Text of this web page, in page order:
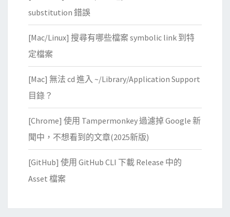
substitution 錯誤
[Mac/Linux] 搜尋有哪些檔案 symbolic link 到特
定檔案
[Mac] 無法 cd 進入 ~/Library/Application Support
目錄？
[Chrome] 使用 Tampermonkey 過濾掉 Google 新
聞中，不想看到的文章(2025新版)
[GitHub] 使用 GitHub CLI 下載 Release 中的
Asset 檔案